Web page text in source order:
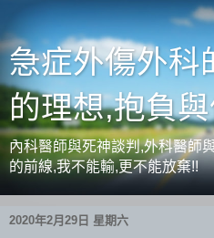
急症外傷外科
的理想,抱負
內科醫師與死神談判,外科醫師
的前線,我不能輸,更不能放棄!!
2020年2月29日 星期六